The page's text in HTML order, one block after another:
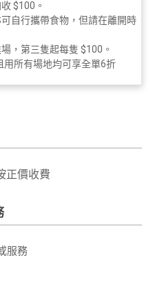
$100。
自行攜帶食物，但請在離開時
，第三隻起每隻 $100。
用所有場地均可享全單6折
正價收費
服務